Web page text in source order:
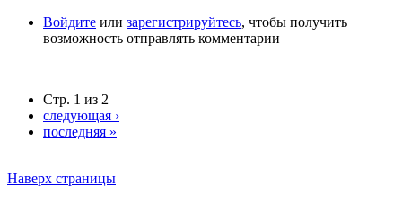
Войдите или зарегистрируйтесь, чтобы получить
возможность отправлять комментарии
Стр. 1 из 2
следующая ›
последняя »
Наверх страницы